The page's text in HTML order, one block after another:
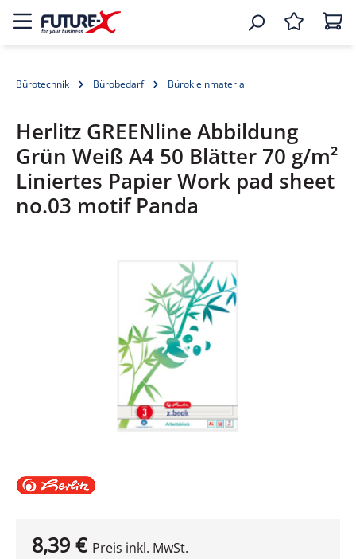
Bürotechnik Bürobedarf Bürokleinmaterial
Herlitz GREENline Abbildung
Grün Weiß A4 50 Blätter 70 g/m²
Liniertes Papier Work pad sheet
no.03 motif Panda
8,39 € Preis inkl. MwSt.